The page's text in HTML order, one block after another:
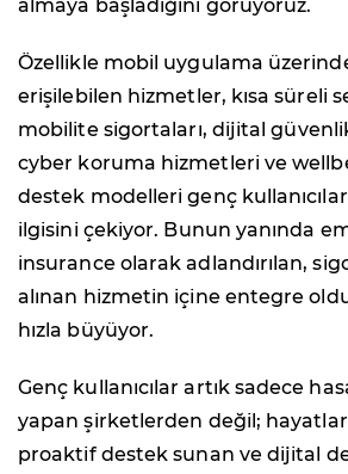
almaya başladığını görüyoruz.
Özellikle mobil uygulama
erişilebilen hizmetler, kısa süreli
mobilite sigortaları, dijital
cyber koruma hizmetleri ve
destek modelleri genç
ilgisini çekiyor. Bunun yanında
insurance olarak adlandırılan,
alınan hizmetin içine entegre
hızla büyüyor.
Genç kullanıcılar artık sadece
yapan şirketlerden değil;
proaktif destek sunan ve dijital